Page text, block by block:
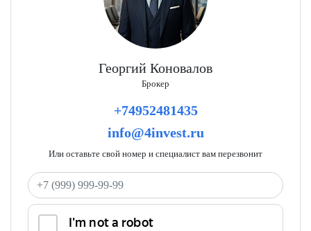
* НДС входит в стоимость.
СВЯЖИТЕСЬ С НАМИ, ЧТОБЫ
получить дополнительную
информацию и договориться о просмотре объекта.
Георгий Коновалов
Брокер
+74952481435
info@4invest.ru
Или оставьте свой номер и специалист вам перезвонит